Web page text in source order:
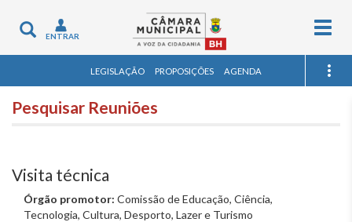
Toggle
navigation
ENTRAR
LEGISLAÇÃO PROPOSIÇÕES AGENDA
Pesquisar Reuniões
Visita técnica
Órgão promotor: Comissão de Educação, Ciência,
Tecnologia, Cultura, Desporto, Lazer e Turismo